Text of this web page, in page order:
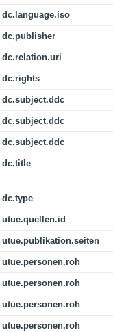
dc.language.iso
dc.publisher
dc.relation.uri
dc.rights
dc.subject.ddc
dc.subject.ddc
dc.subject.ddc
dc.title
dc.type
utue.quellen.id
utue.publikation.seiten
utue.personen.roh
utue.personen.roh
utue.personen.roh
utue.personen.roh